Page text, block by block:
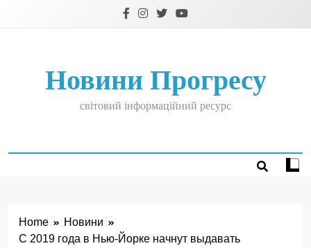
Новини Прогресу
світовий інформаційний ресурс
Home
Новини
С 2019 года в Нью-Йорке начнут выдавать